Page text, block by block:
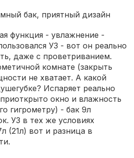
бак, приятный дизайн
функция - увлажнение -
УЗ - вот он реально
даже с проветриванием.
комнате (закрыть
не хватает. А какой
Испаряет реально
окно и влажность
гигрометру) - бак 9л
УЗ в тех же условиях
(21л) вот и разница в